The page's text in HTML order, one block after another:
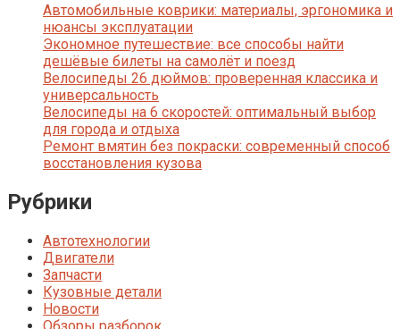
Автомобильные коврики: материалы, эргономика и
нюансы эксплуатации
Экономное путешествие: все способы найти
дешёвые билеты на самолёт и поезд
Велосипеды 26 дюймов: проверенная классика и
универсальность
Велосипеды на 6 скоростей: оптимальный выбор
для города и отдыха
Ремонт вмятин без покраски: современный способ
восстановления кузова
Рубрики
Автотехнологии
Двигатели
Запчасти
Кузовные детали
Новости
Обзоры разборок